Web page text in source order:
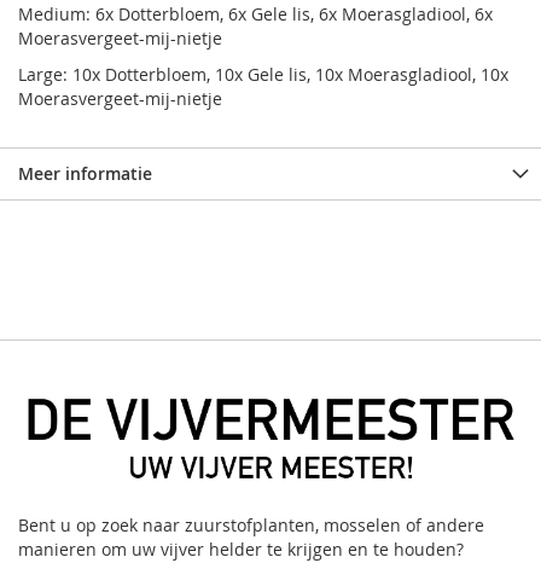
Medium: 6x Dotterbloem, 6x Gele lis, 6x Moerasgladiool, 6x
Moerasvergeet-mij-nietje
Large: 10x Dotterbloem, 10x Gele lis, 10x Moerasgladiool, 10x
Moerasvergeet-mij-nietje
Meer informatie
Bent u op zoek naar zuurstofplanten, mosselen of andere
manieren om uw vijver helder te krijgen en te houden?